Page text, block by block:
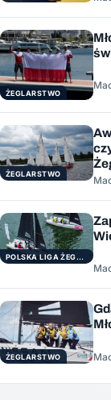
ŻEGLARSTWO
ŻEGLARSTWO
POLSKA LIGA ŻEGLARSKA
ŻEGLARSTWO